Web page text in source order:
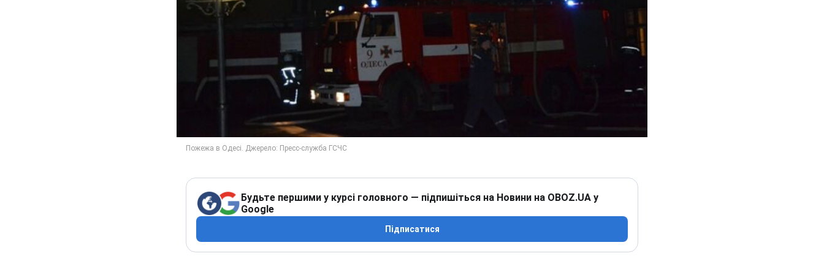
Будьте першими у курсі головного — підпишіться на Новини на OBOZ.UA у
Google
Підписатися